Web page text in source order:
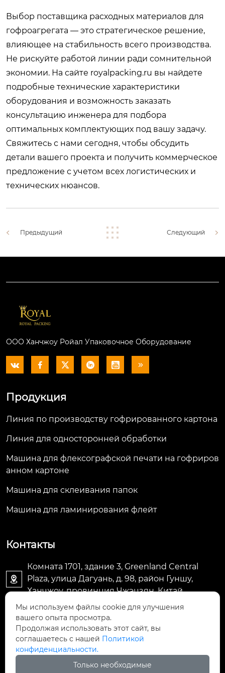
Выбор поставщика расходных материалов для
гофроагрегата — это стратегическое решение,
влияющее на стабильность всего производства.
Не рискуйте работой линии ради сомнительной
экономии. На сайте royalpacking.ru вы найдете
подробные технические характеристики
оборудования и возможность заказать
консультацию инженера для подбора
оптимальных комплектующих под вашу задачу.
Свяжитесь с нами сегодня, чтобы обсудить
детали вашего проекта и получить коммерческое
предложение с учетом всех логистических и
технических нюансов.
Предыдущий Следующий
ООО Ханчжоу Ройал Упаковочное Оборудование
     
Продукция
Линия по производству гофрированного картона
Линия для односторонней обработки
Машина для флексографской печати на гофриров
анном картоне
Машина для склеивания папок
Машина для ламинирования флейт
Контакты

Комната 1701, здание 3, Greenland Central
Plaza, улица Дагуань, д. 98, район Гуншу,
Ханчжоу, провинция Чжэцзян, Китай
 machine@royal-packing.com
 +86-571-85829052
+8613325819288
Мы используем файлы cookie для улучшения
вашего опыта просмотра.
Продолжая использовать этот сайт, вы
соглашаетесь с нашей Политикой
конфиденциальности.
Только необходимые